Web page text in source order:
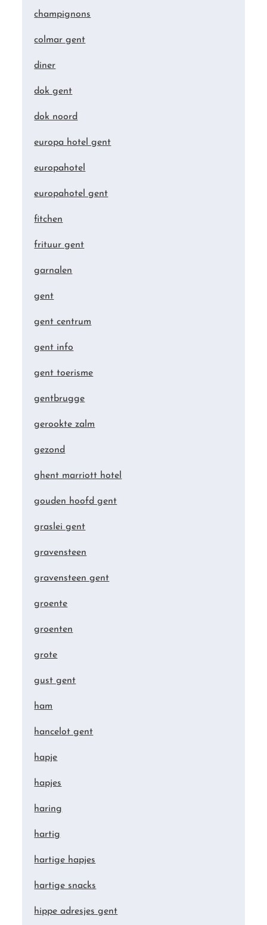
champignons
colmar gent
diner
dok gent
dok noord
europa hotel gent
europahotel
europahotel gent
fitchen
frituur gent
garnalen
gent
gent centrum
gent info
gent toerisme
gentbrugge
gerookte zalm
gezond
ghent marriott hotel
gouden hoofd gent
graslei gent
gravensteen
gravensteen gent
groente
groenten
grote
gust gent
ham
hancelot gent
hapje
hapjes
haring
hartig
hartige hapjes
hartige snacks
hippe adresjes gent